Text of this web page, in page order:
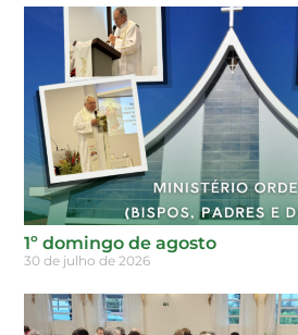
1º domingo de agosto
30 de julho de 2026